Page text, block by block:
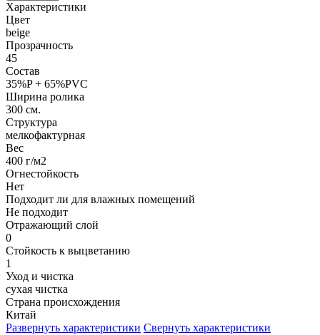
Характеристики
Цвет
beige
Прозрачность
45
Состав
35%P + 65%PVC
Ширина ролика
300 см.
Структура
мелкофактурная
Вес
400 г/м2
Огнестойкость
Нет
Подходит ли для влажных помещений
Не подходит
Отражающий слой
0
Стойкость к выцветанию
1
Уход и чистка
сухая чистка
Страна происхождения
Китай
Развернуть характеристики Свернуть характеристики